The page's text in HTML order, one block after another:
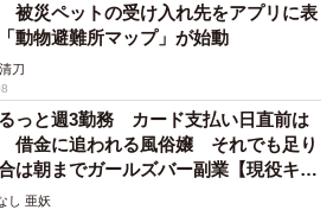
災ペットの受け入れ先をアプリに表
動物避難所マップ」が始動
刀
っと週3勤務 カード支払い日直前は
借金に追われる風俗嬢 それでも足り
は朝までガールズバー副業【現役キャ
材】
し 亜妖